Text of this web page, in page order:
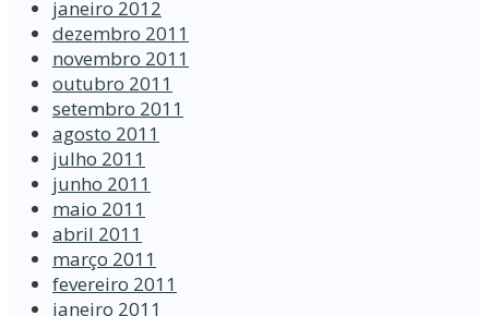
janeiro 2012
dezembro 2011
novembro 2011
outubro 2011
setembro 2011
agosto 2011
julho 2011
junho 2011
maio 2011
abril 2011
março 2011
fevereiro 2011
janeiro 2011